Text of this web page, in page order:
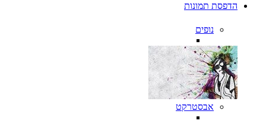
הדפסת תמונות
נופים
אבסטרקט